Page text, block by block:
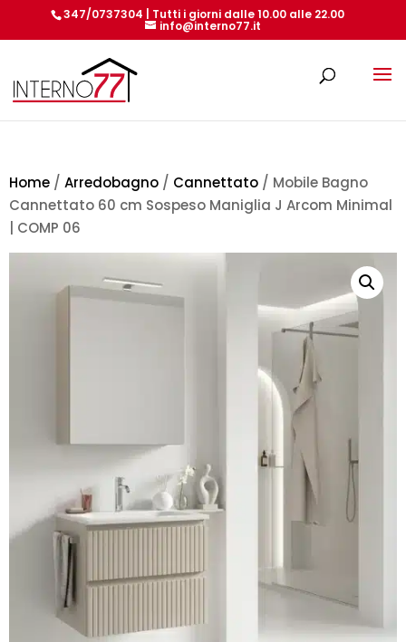
347/0737304 | Tutti i giorni dalle 10.00 alle 22.00
info@interno77.it
Home / Arredobagno / Cannettato / Mobile Bagno
Cannettato 60 cm Sospeso Maniglia J Arcom Minimal
| COMP 06